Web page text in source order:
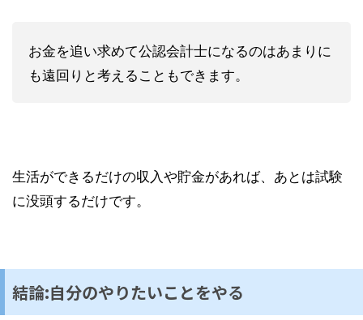
お金を追い求めて公認会計士になるのはあまりに
も遠回りと考えることもできます。
生活ができるだけの収入や貯金があれば、あとは試験
に没頭するだけです。
結論:自分のやりたいことをやる